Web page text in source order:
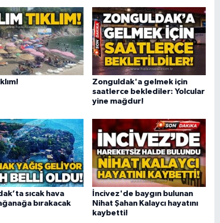
Zonguldak'a gelmek için
saatlerce beklediler: Yolcular
yine mağdur!
sıcak hava
bırakacak
İncivez'de baygın bulunan
Nihat Şahan Kalaycı hayatını
kaybetti!